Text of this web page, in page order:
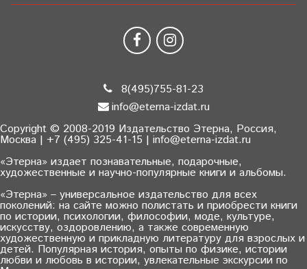
8(495)755-81-23
info@eterna-izdat.ru
Copyright © 2008-2019 Издательство Этерна, Россия,
Москва | +7 (495) 325-41-15 | info@eterna-izdat.ru
«Этерна» издает познавательные, подарочные,
художественные и научно-популярные книги и альбомы.
«Этерна» – универсальное издательство для всех
поколений: на сайте можно полистать и приобрести книги
по истории, психологии, философии, моде, культуре,
искусству, оздоровлению, а также современную
художественную и прикладную литературу для взрослых и
детей. Популярная история, опыты по физике, истории
любви и любовь в истории, увлекательные экскурсии по